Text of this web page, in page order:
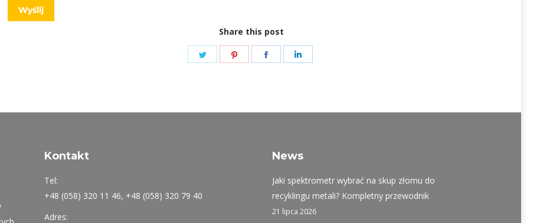
Share this post
Share
Share
Share
Kontakt
Tel:
+48 (058) 320 11 46, +48 (058) 320 79 40
Adres:
News
Jaki spektrometr wybrać na skup złomu do
recyklingu metali? Kompletny przewodnik
21 lipca 2026